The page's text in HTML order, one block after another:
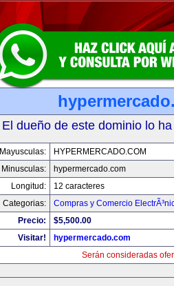
El dueño de este dominio lo
Mayusculas:
HYPERMERCADO.COM
Minusculas:
hypermercado.com
Longitud:
12 caracteres
Categorias:
Compras y Comercio
Precio:
$5,500.00
Visitar!
hypermercado.com
Serán consideradas